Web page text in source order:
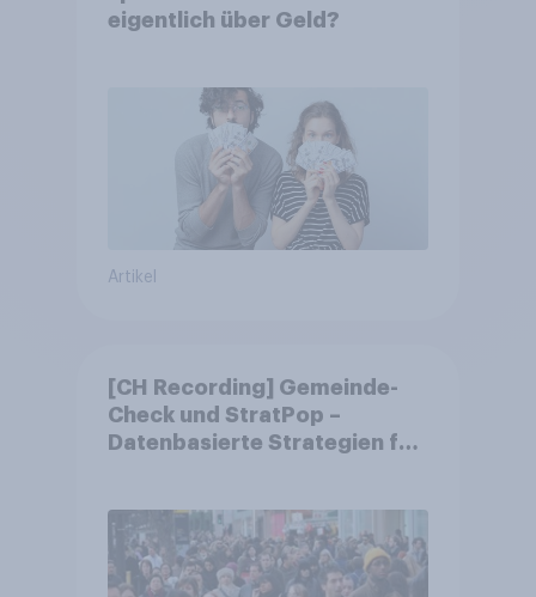
eigentlich über Geld?
Artikel
[CH Recording] Gemeinde-
Check und StratPop –
Datenbasierte Strategien für